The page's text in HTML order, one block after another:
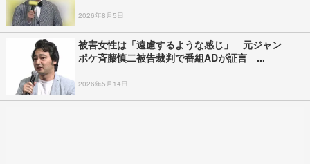
2026年8月5日
被害女性は「遠慮するような感じ」 元ジャン
ポケ斉藤慎二被告裁判で番組ADが証言 ...
2026年5月14日